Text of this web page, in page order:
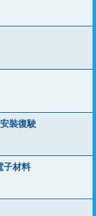
裝復駛
子材料